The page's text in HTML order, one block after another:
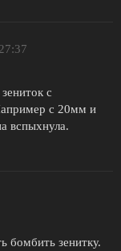
с
с 20мм и
вспыхнула.
бомбить зенитку.